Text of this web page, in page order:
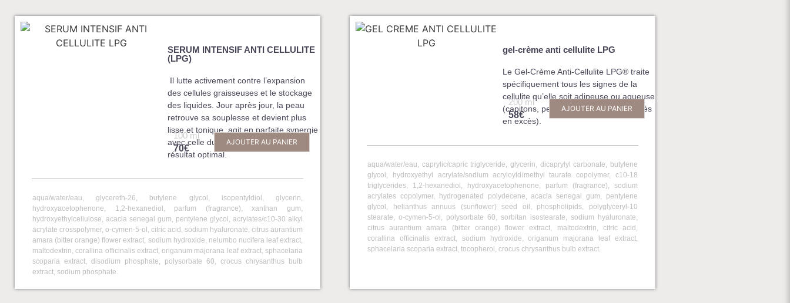
SERUM INTENSIF ANTI CELLULITE
(LPG)
Il lutte activement contre l’expansion
des cellules graisseuses et le stockage
des liquides. Jour après jour, la peau
retrouve sa souplesse et devient plus
lisse et tonique. agit en parfaite synergie
avec celle du Gel-Crème pour un
résultat optimal.
100 ml
70€
AJOUTER AU PANIER
aqua/water/eau, glycereth-26, butylene glycol, isopentyldiol, glycerin,
hydroxyacetophenone, 1,2-hexanediol, parfum (fragrance), xanthan gum,
hydroxyethylcellulose, acacia senegal gum, pentylene glycol, acrylates/c10-30 alkyl
acrylate crosspolymer, o-cymen-5-ol, citric acid, sodium hyaluronate, citrus aurantium
amara (bitter orange) flower extract, sodium hydroxide, nelumbo nucifera leaf extract,
maltodextrin, corallina officinalis extract, origanum majorana leaf extract, sphacelaria
scoparia extract, disodium phosphate, polysorbate 60, crocus chrysanthus bulb
extract, sodium phosphate.
gel-crème anti cellulite LPG
Le Gel-Crème Anti-Cellulite LPG® traite
spécifiquement tous les signes de la
cellulite qu’elle soit adipeuse ou aqueuse
(capitons, peau d’orange, fluide cutanés
en excès).
200 ml
58€
AJOUTER AU PANIER
aqua/water/eau, caprylic/capric triglyceride, glycerin, dicaprylyl carbonate, butylene
glycol, hydroxyethyl acrylate/sodium acryloyldimethyl taurate copolymer, c10-18
triglycerides, 1,2-hexanediol, hydroxyacetophenone, parfum (fragrance), sodium
acrylates copolymer, hydrogenated polydecene, acacia senegal gum, pentylene
glycol, helianthus annuus (sunflower) seed oil, phospholipids, polyglyceryl-10
stearate, o-cymen-5-ol, polysorbate 60, sorbitan isostearate, sodium hyaluronate,
citrus aurantium amara (bitter orange) flower extract, maltodextrin, citric acid,
corallina officinalis extract, sodium hydroxide, origanum majorana leaf extract,
sphacelaria scoparia extract, tocopherol, crocus chrysanthus bulb extract.